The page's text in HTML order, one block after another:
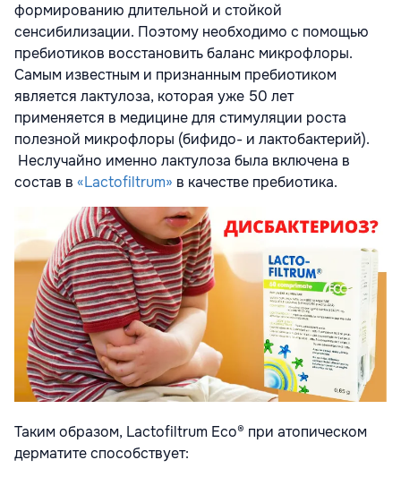
формированию длительной и стойкой
сенсибилизации. Поэтому необходимо с помощью
пребиотиков восстановить баланс микрофлоры.
Самым известным и признанным пребиотиком
является лактулоза, которая уже 50 лет
применяется в медицине для стимуляции роста
полезной микрофлоры (бифидо- и лактобактерий).
Неслучайно именно лактулоза была включена в
состав в «Lactofiltrum» в качестве пребиотика.
Таким образом, Lactofiltrum Eco® при атопическом
дерматите способствует: